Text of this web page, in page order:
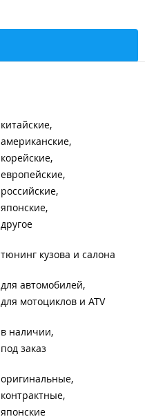
китайские
американские
корейские
европейские
российские
японские
другое
тюнинг кузова и салона
для автомобилей
для мотоциклов и ATV
в наличии
под заказ
оригинальные
контрактные
японские